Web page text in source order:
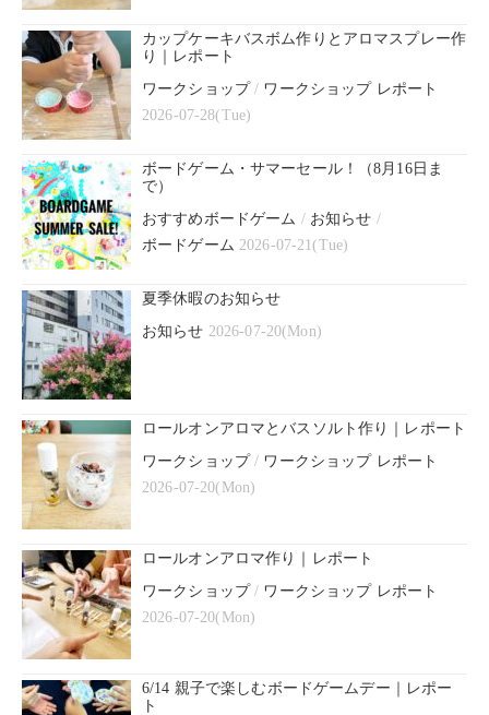
カップケーキバスボム作りとアロマスプレー作
り｜レポート
ワークショップ/ ワークショップ レポート
2026-07-28(Tue)
ボードゲーム・サマーセール！（8月16日ま
で）
おすすめボードゲーム / お知らせ /
ボードゲーム 2026-07-21(Tue)
夏季休暇のお知らせ
お知らせ 2026-07-20(Mon)
ロールオンアロマとバスソルト作り｜レポート
ワークショップ/ ワークショップ レポート
2026-07-20(Mon)
ロールオンアロマ作り｜レポート
ワークショップ/ ワークショップ レポート
2026-07-20(Mon)
6/14 親子で楽しむボードゲームデー｜レポー
ト